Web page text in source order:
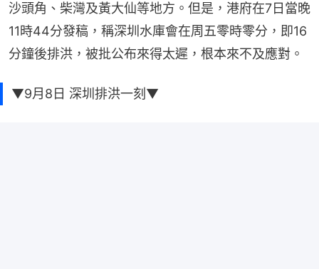
沙頭角、柴灣及黃大仙等地方。但是，港府在7日當晚
11時44分發稿，稱深圳水庫會在周五零時零分，即16
分鐘後排洪，被批公布來得太遲，根本來不及應對。
▼9月8日 深圳排洪一刻▼